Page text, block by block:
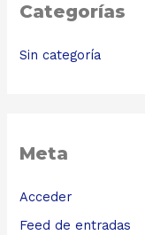
Categorías
Sin categoría
Meta
Acceder
Feed de entradas